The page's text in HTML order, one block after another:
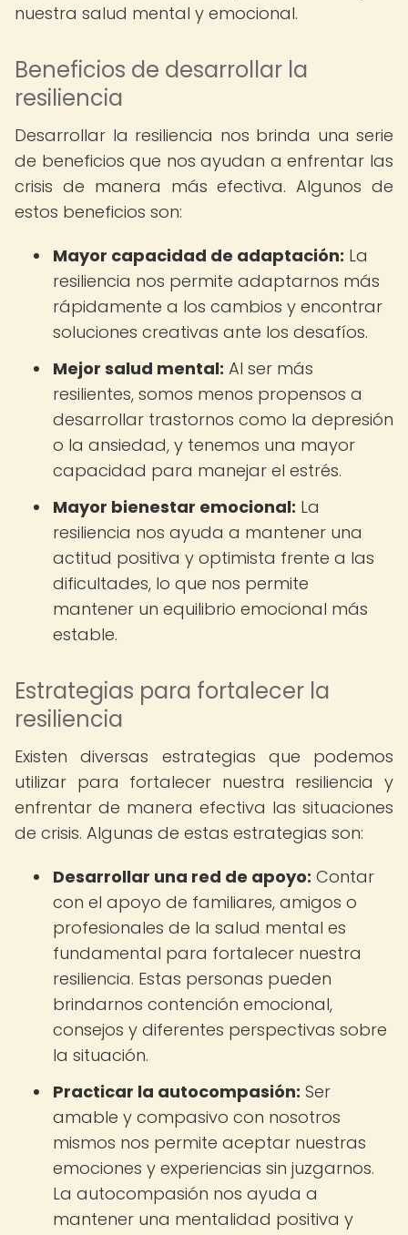
nuestra salud mental y emocional.
Beneficios de desarrollar la
resiliencia
Desarrollar la resiliencia nos brinda una serie
de beneficios que nos ayudan a enfrentar las
crisis de manera más efectiva. Algunos de
estos beneficios son:
Mayor capacidad de adaptación: La
resiliencia nos permite adaptarnos más
rápidamente a los cambios y encontrar
soluciones creativas ante los desafíos.
Mejor salud mental: Al ser más
resilientes, somos menos propensos a
desarrollar trastornos como la depresión
o la ansiedad, y tenemos una mayor
capacidad para manejar el estrés.
Mayor bienestar emocional: La
resiliencia nos ayuda a mantener una
actitud positiva y optimista frente a las
dificultades, lo que nos permite
mantener un equilibrio emocional más
estable.
Estrategias para fortalecer la
resiliencia
Existen diversas estrategias que podemos
utilizar para fortalecer nuestra resiliencia y
enfrentar de manera efectiva las situaciones
de crisis. Algunas de estas estrategias son:
Desarrollar una red de apoyo: Contar
con el apoyo de familiares, amigos o
profesionales de la salud mental es
fundamental para fortalecer nuestra
resiliencia. Estas personas pueden
brindarnos contención emocional,
consejos y diferentes perspectivas sobre
la situación.
Practicar la autocompasión: Ser
amable y compasivo con nosotros
mismos nos permite aceptar nuestras
emociones y experiencias sin juzgarnos.
La autocompasión nos ayuda a
mantener una mentalidad positiva y